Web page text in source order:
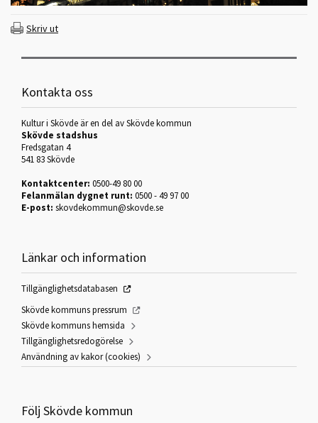
Skriv ut
Kontakta oss
Kultur i Skövde är en del av Skövde kommun
Skövde stadshus
Fredsgatan 4
541 83 Skövde
Kontaktcenter: 0500-49 80 00
Felanmälan dygnet runt: 0500 - 49 97 00
E-post: skovdekommun@skovde.se
Länkar och information
Tillgänglighetsdatabasen
Skövde kommuns pressrum
Skövde kommuns hemsida
Tillgänglighetsredogörelse
Användning av kakor (cookies)
Följ Skövde kommun